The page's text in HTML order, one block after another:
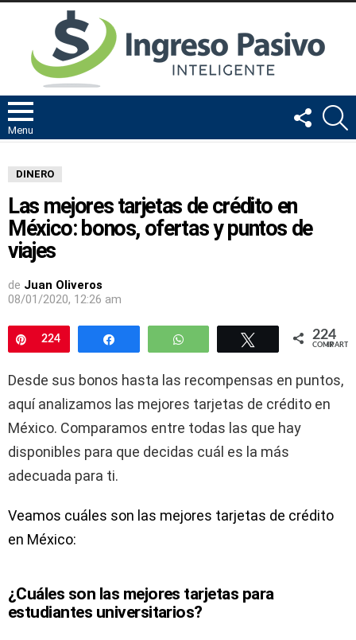
Menu
FOLLOW
US
DINERO
Las mejores tarjetas de crédito en
México: bonos, ofertas y puntos de
viajes
de Juan Oliveros
08/01/2020, 12:26 am
Pin
224 Compartir WhatsApp Twittear 224
COMPARTIR
Desde sus bonos hasta las recompensas en puntos,
aquí analizamos las mejores tarjetas de crédito en
México. Comparamos entre todas las que hay
disponibles para que decidas cuál es la más
adecuada para ti.
Veamos cuáles son las mejores tarjetas de crédito
en México:
¿Cuáles son las mejores tarjetas para
estudiantes universitarios?